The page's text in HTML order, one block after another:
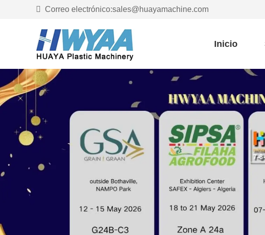
Correo electrónico:sales@huayamachine.com
Inicio